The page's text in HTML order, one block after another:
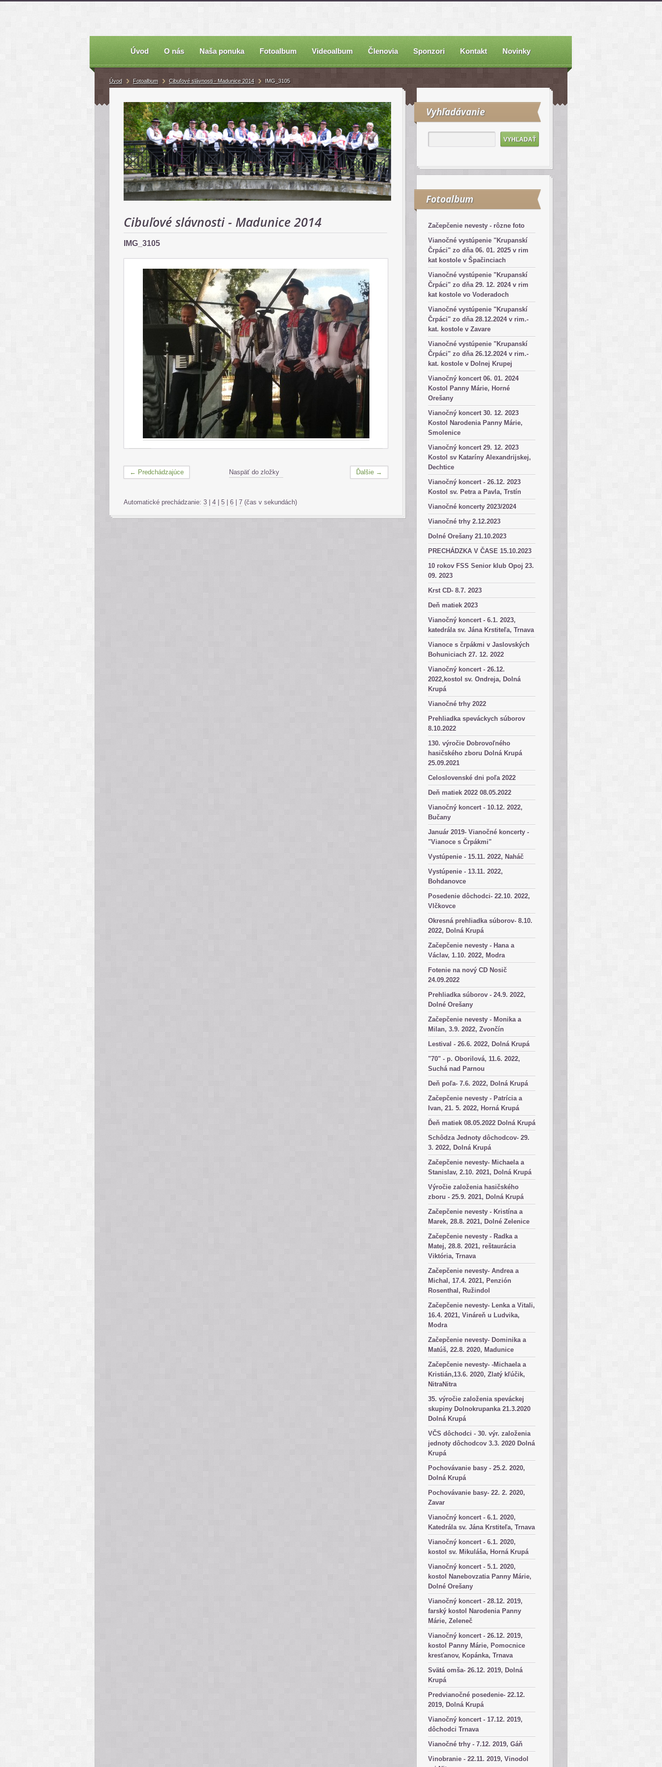
Úvod O nás Naša ponuka Fotoalbum Videoalbum Členovia Sponzori Kontakt Novinky
Vyhľadávanie
Fotoalbum
Začepčenie nevesty - rôzne foto
Vianočné vystúpenie "Krupanskí
Črpáci" zo dňa 06. 01. 2025 v rim
kat kostole v Špačinciach
Vianočné vystúpenie "Krupanskí
Črpáci" zo dňa 29. 12. 2024 v rim
kat kostole vo Voderadoch
Vianočné vystúpenie "Krupanskí
Črpáci" zo dňa 28.12.2024 v rim.-
kat. kostole v Zavare
Vianočné vystúpenie "Krupanskí
Črpáci" zo dňa 26.12.2024 v rim.-
kat. kostole v Dolnej Krupej
Vianočný koncert 06. 01. 2024
Kostol Panny Márie, Horné
Orešany
Vianočný koncert 30. 12. 2023
Kostol Narodenia Panny Márie,
Smolenice
Vianočný koncert 29. 12. 2023
Kostol sv Kataríny Alexandrijskej,
Dechtice
Vianočný koncert - 26.12. 2023
Kostol sv. Petra a Pavla, Trstín
Vianočné koncerty 2023/2024
Vianočné trhy 2.12.2023
Dolné Orešany 21.10.2023
PRECHÁDZKA V ČASE 15.10.2023
10 rokov FSS Senior klub Opoj 23.
09. 2023
Krst CD- 8.7. 2023
Deň matiek 2023
Vianočný koncert - 6.1. 2023,
katedrála sv. Jána Krstiteľa, Trnava
Vianoce s črpákmi v Jaslovských
Bohuniciach 27. 12. 2022
Vianočný koncert - 26.12.
2022,kostol sv. Ondreja, Dolná
Krupá
Vianočné trhy 2022
Prehliadka speváckych súborov
8.10.2022
130. výročie Dobrovoľného
hasičského zboru Dolná Krupá
25.09.2021
Celoslovenské dni poľa 2022
Deň matiek 2022 08.05.2022
Vianočný koncert - 10.12. 2022,
Bučany
Január 2019- Vianočné koncerty -
"Vianoce s Črpákmi"
Vystúpenie - 15.11. 2022, Naháč
Vystúpenie - 13.11. 2022,
Bohdanovce
Posedenie dôchodci- 22.10. 2022,
Vlčkovce
Okresná prehliadka súborov- 8.10.
2022, Dolná Krupá
Začepčenie nevesty - Hana a
Václav, 1.10. 2022, Modra
Fotenie na nový CD Nosič
24.09.2022
Prehliadka súborov - 24.9. 2022,
Dolné Orešany
Začepčenie nevesty - Monika a
Milan, 3.9. 2022, Zvončín
Lestival - 26.6. 2022, Dolná Krupá
"70" - p. Oborilová, 11.6. 2022,
Suchá nad Parnou
Deň poľa- 7.6. 2022, Dolná Krupá
Začepčenie nevesty - Patrícia a
Ivan, 21. 5. 2022, Horná Krupá
Ďeň matiek 08.05.2022 Dolná Krupá
Schôdza Jednoty dôchodcov- 29.
3. 2022, Dolná Krupá
Začepčenie nevesty- Michaela a
Stanislav, 2.10. 2021, Dolná Krupá
Výročie založenia hasičského
zboru - 25.9. 2021, Dolná Krupá
Začepčenie nevesty - Kristína a
Marek, 28.8. 2021, Dolné Zelenice
Začepčenie nevesty - Radka a
Matej, 28.8. 2021, reštaurácia
Viktória, Trnava
Začepčenie nevesty- Andrea a
Michal, 17.4. 2021, Penzión
Rosenthal, Ružindol
Začepčenie nevesty- Lenka a Vitali,
16.4. 2021, Vináreň u Ludvika,
Modra
Začepčenie nevesty- Dominika a
Matúš, 22.8. 2020, Madunice
Začepčenie nevesty- -Michaela a
Kristián,13.6. 2020, Zlatý kľúčik,
NitraNitra
35. výročie založenia speváckej
skupiny Dolnokrupanka 21.3.2020
Dolná Krupá
VČS dôchodci - 30. výr. založenia
jednoty dôchodcov 3.3. 2020 Dolná
Krupá
Pochovávanie basy - 25.2. 2020,
Dolná Krupá
Pochovávanie basy- 22. 2. 2020,
Zavar
Vianočný koncert - 6.1. 2020,
Katedrála sv. Jána Krstiteľa, Trnava
Vianočný koncert - 6.1. 2020,
kostol sv. Mikuláša, Horná Krupá
Vianočný koncert - 5.1. 2020,
kostol Nanebovzatia Panny Márie,
Dolné Orešany
Vianočný koncert - 28.12. 2019,
farský kostol Narodenia Panny
Márie, Zeleneč
Vianočný koncert - 26.12. 2019,
kostol Panny Márie, Pomocnice
kresťanov, Kopánka, Trnava
Svätá omša- 26.12. 2019, Dolná
Krupá
Predvianočné posedenie- 22.12.
2019, Dolná Krupá
Vianočný koncert - 17.12. 2019,
dôchodci Trnava
Vianočné trhy - 7.12. 2019, Gáň
Vinobranie - 22.11. 2019, Vinodol
Úvod Fotoalbum Cibuľové slávnosti - Madunice 2014 IMG_3105
Cibuľové slávnosti - Madunice 2014
IMG_3105
← Predchádzajúce Ďalšie →
Naspäť do zložky
Automatické prechádzanie: 3 4 5 6 7 (čas v sekundách)